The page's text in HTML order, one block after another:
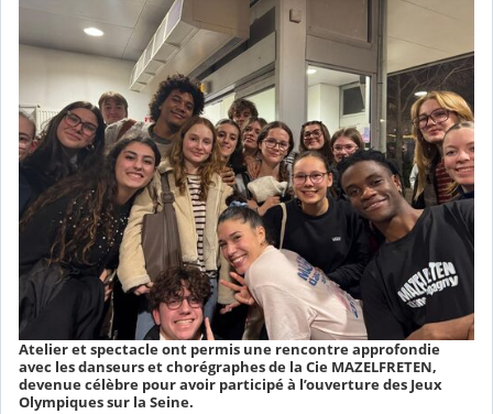
Atelier et spectacle ont permis une rencontre approfondie
avec les danseurs et chorégraphes de la Cie MAZELFRETEN,
devenue célèbre pour avoir participé à l’ouverture des Jeux
Olympiques sur la Seine.